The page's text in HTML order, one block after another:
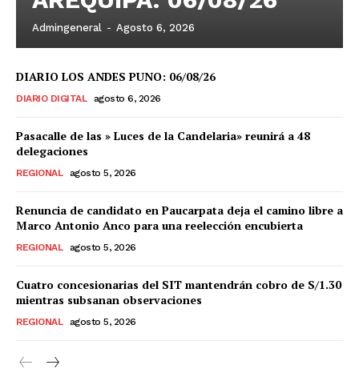
Admingeneral - Agosto 6, 2026
DIARIO LOS ANDES PUNO: 06/08/26
DIARIO DIGITAL agosto 6, 2026
Pasacalle de las » Luces de la Candelaria» reunirá a 48
delegaciones
REGIONAL agosto 5, 2026
Renuncia de candidato en Paucarpata deja el camino libre a
Marco Antonio Anco para una reelección encubierta
REGIONAL agosto 5, 2026
Cuatro concesionarias del SIT mantendrán cobro de S/1.30
mientras subsanan observaciones
REGIONAL agosto 5, 2026